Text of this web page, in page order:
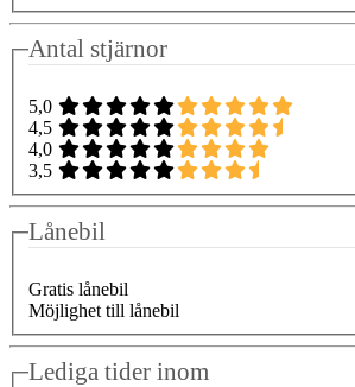
Antal stjärnor
5,0
4,5
4,0
3,5
Lånebil
Gratis lånebil
Möjlighet till lånebil
Lediga tider inom